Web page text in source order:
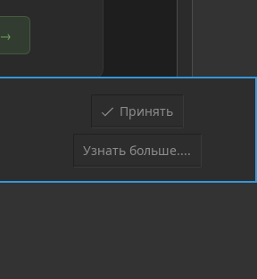
→
Верх
Принять
Узнать больше....